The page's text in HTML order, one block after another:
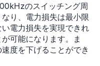
のスイッチング周
り、電力損失は最小限
電力損失を実現できれ
可能になります。ま
度を下げることができ